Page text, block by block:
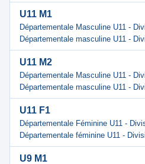
U11 M1
Départementale Masculine U11 -
Départementale masculine U11 -
U11 M2
Départementale Masculine U11 -
Départementale masculine U11 -
U11 F1
Départementale Féminine U11 -
Départementale féminine U11 -
U9 M1